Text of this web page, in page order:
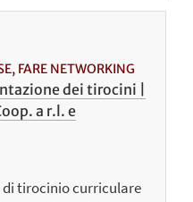
FARE NETWORKING
dei tirocini |
a r.l. e
di tirocinio curriculare